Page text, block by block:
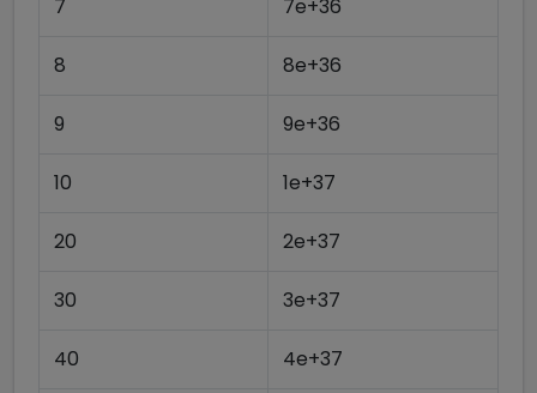
7 7e+36
8 8e+36
9 9e+36
10 1e+37
20 2e+37
30 3e+37
40 4e+37